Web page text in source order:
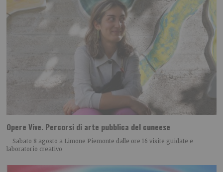
Opere Vive. Percorsi di arte pubblica del cuneese
Sabato 8 agosto a Limone Piemonte dalle ore 16 visite guidate e
laboratorio creativo